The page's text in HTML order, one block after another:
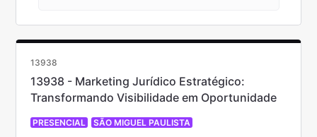
13938
13938 - Marketing Jurídico Estratégico:
Transformando Visibilidade em Oportunidade
PRESENCIAL SÃO MIGUEL PAULISTA